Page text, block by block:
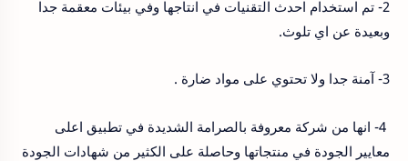
2- تم استخدام احدث التقنيات في انتاجها وفي بيئات معقمة جدا
وبعيدة عن اي تلوث.
3- آمنة جدا ولا تحتوي على مواد ضارة .
4- انها من شركة معروفة بالصرامة الشديدة في تطبيق اعلى
معايير الجودة في منتجاتها وحاصلة على الكثير من شهادات الجودة